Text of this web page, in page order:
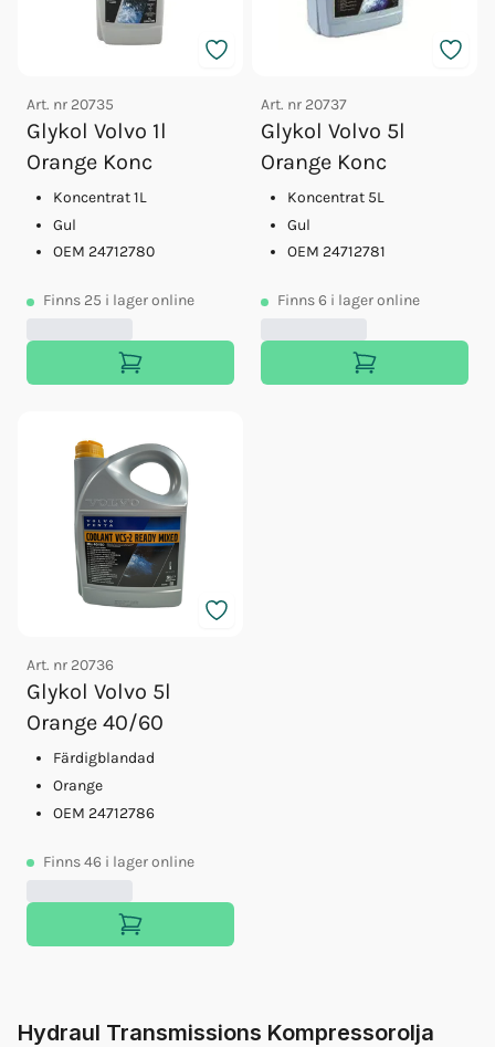
Art. nr 20735
Glykol Volvo 1l
Orange Konc
Koncentrat 1L
Gul
OEM 24712780
Finns 25 i lager online
Art. nr 20737
Glykol Volvo 5l
Orange Konc
Koncentrat 5L
Gul
OEM 24712781
Finns6 i lager online
Art. nr 20736
Glykol Volvo 5l
Orange 40/60
Färdigblandad
Orange
OEM 24712786
Finns46 i lager online
Hydraul Transmissions Kompressorolja